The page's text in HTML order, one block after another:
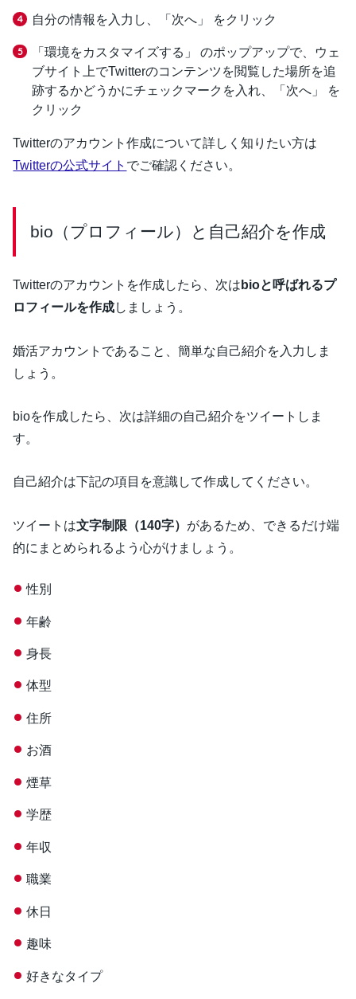
自分の情報を入力し、「次へ」 をクリック
「環境をカスタマイズする」 のポップアップで、ウェ
ブサイト上でTwitterのコンテンツを閲覧した場所を追
跡するかどうかにチェックマークを入れ、「次へ」 を
クリック
Twitterのアカウント作成について詳しく知りたい方は
Twitterの公式サイト でご確認ください。
bio（プロフィール）と自己紹介を作成
Twitterのアカウントを作成したら、次はbioと呼ばれるプ
ロフィールを作成しましょう。
婚活アカウントであること、簡単な自己紹介を入力しま
しょう。
bioを作成したら、次は詳細の自己紹介をツイートしま
す。
自己紹介は下記の項目を意識して作成してください。
ツイートは文字制限（140字） があるため、できるだけ端
的にまとめられるよう心がけましょう。
性別
年齢
身長
体型
住所
お酒
煙草
学歴
年収
職業
休日
趣味
好きなタイプ